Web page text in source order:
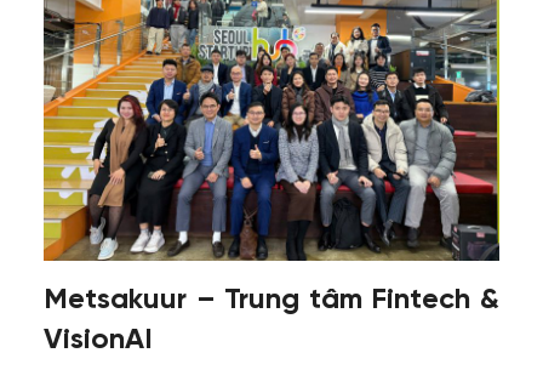
Metsakuur – Trung tâm Fintech &
VisionAI